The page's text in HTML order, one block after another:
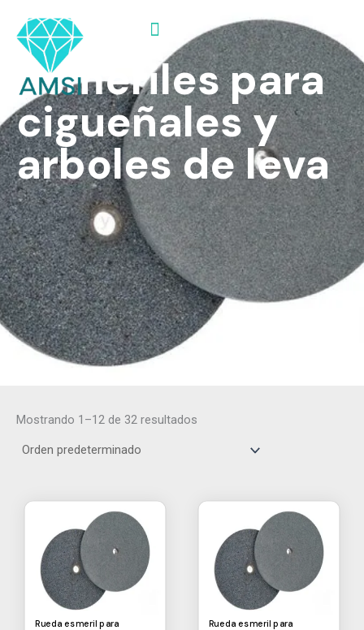
contenido
Ruedas
esmeriles para
cigueñales y
arboles de leva
Mostrando 1–12 de 32 resultados
Rueda esmeril para Rueda esmeril para